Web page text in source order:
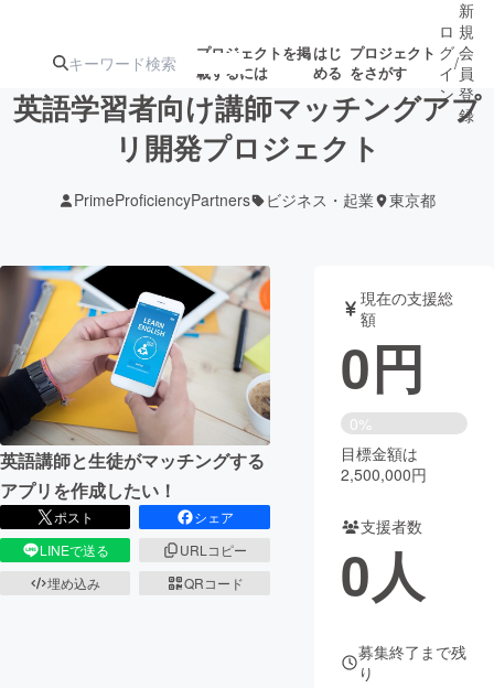
プロジェクトを掲
載するには
はじ
める
プロジェクト
をさがす
ジェクト
ターン
ジェクト
募集終了が近いプ
ロジェクト
もうすぐ公開
されます
アート・写真 音楽
テクノロジー・ガジェット ゲーム・サ
映像・映画 書籍・雑誌
ビジネス・起業 チャレンジ
まちづくり・地域活性化
CAMPFIRE Creation
ロ
グ
イ
ン
/
新
規
会
員
登
録
英語学習者向け講師マッチングアプ
リ開発プロジェクト
PrimeProficiencyPartners ビジネス・起業 東京都
英語講師と生徒がマッチングする
アプリを作成したい！
ポスト
シェア
LINEで送る
URLコピー
埋め込み
QRコード
現在の支援総
額
0円
0%
目標金額は
2,500,000円
支援者数
0人
募集終了まで残
り